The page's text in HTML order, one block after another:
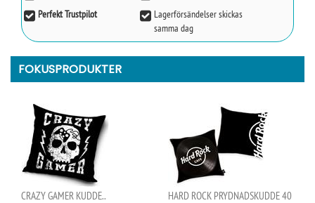
Perfekt Trustpilot
Lagerförsändelser skickas
samma dag
FOKUSPRODUKTER
CRAZY GAMER KUDDE..
HARD ROCK PRYDNADSKUDDE 40